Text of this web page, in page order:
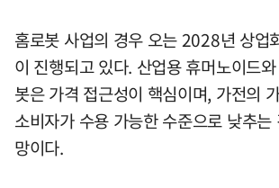
홈로봇 사업의 경우 오는 2028년 상업
이 진행되고 있다. 산업용 휴머노이드
봇은 가격 접근성이 핵심이며, 가전의
소비자가 수용 가능한 수준으로 낮추는
망이다.